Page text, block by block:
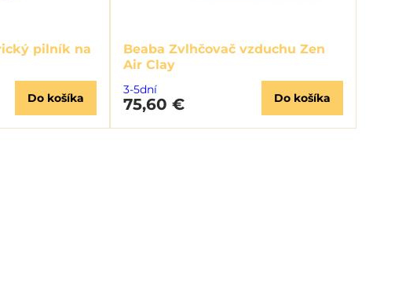
pilník na
Do košíka
Beaba Zvlhčovač vzduchu Zen
Air Clay
3-5dní
75,60 € Do košíka